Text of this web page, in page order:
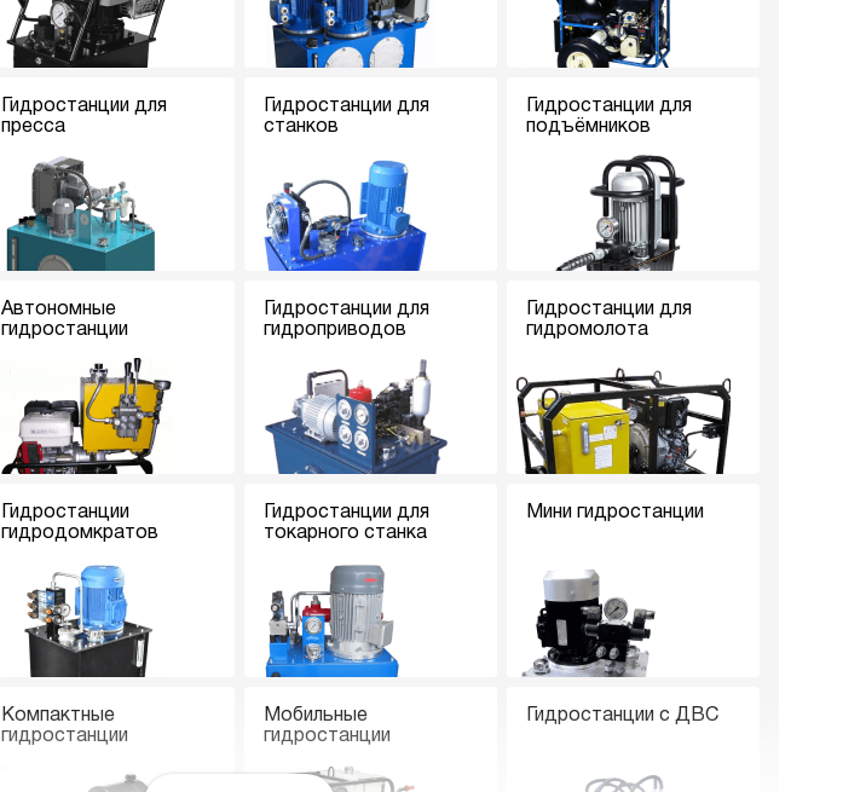
Гидростанции для
пресса
Гидростанции для
станков
Гидростанции для
подъёмников
Автономные
гидростанции
Гидростанции для
гидроприводов
Гидростанции для
гидромолота
Гидростанции
гидродомкратов
Гидростанции для
токарного станка
Мини гидростанции
Компактные
гидростанции
Мобильные
гидростанции
Гидростанции с ДВС